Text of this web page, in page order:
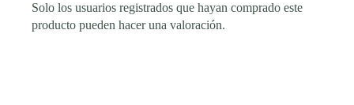
Solo los usuarios registrados que hayan comprado este
producto pueden hacer una valoración.